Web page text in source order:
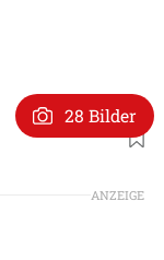
Airmen Jack Rodgers
28 Bilder
ANZEIGE